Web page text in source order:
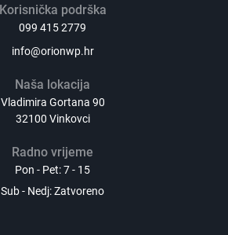
Korisnička podrška
099 415 2779
info@orionwp.hr
Naša lokacija
Vladimira Gortana 90
32100 Vinkovci
Radno vrijeme
Pon - Pet: 7 - 15
Sub - Nedj: Zatvoreno